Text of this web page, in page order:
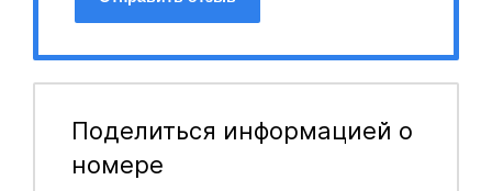
Поделиться информацией о
номере